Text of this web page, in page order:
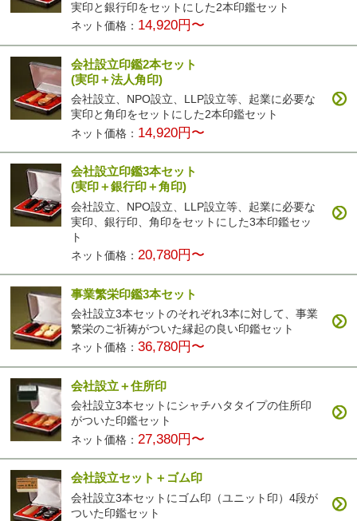
実印と銀行印をセットにした2本印鑑セット
ネット価格： 14,920円〜
会社設立印鑑2本セット
(実印＋法人角印)
会社設立、NPO設立、LLP設立等、起業に必要な
実印と角印をセットにした2本印鑑セット
ネット価格： 14,920円〜
会社設立印鑑3本セット
(実印＋銀行印＋角印)
会社設立、NPO設立、LLP設立等、起業に必要な
実印、銀行印、角印をセットにした3本印鑑セッ
ト
ネット価格： 20,780円〜
事業繁栄印鑑3本セット
会社設立3本セットのそれぞれ3本に対して、事業
繁栄のご祈祷がついた縁起の良い印鑑セット
ネット価格：36,780円〜
会社設立＋住所印
会社設立3本セットにシャチハタタイプの住所印
がついた印鑑セット
ネット価格： 27,380円〜
会社設立セット＋ゴム印
会社設立3本セットにゴム印（ユニット印）4段が
ついた印鑑セット